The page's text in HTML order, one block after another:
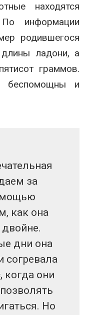
находятся
информации
родившегося
ладони, а
граммов.
беспомощны и
за
как она
двойне.
дни она
согревала
когда они
Но